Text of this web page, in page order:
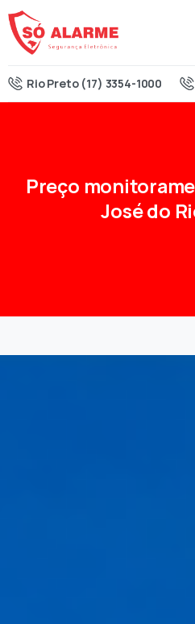
Rio Preto (17) 3354-1000
Preço
Josédo